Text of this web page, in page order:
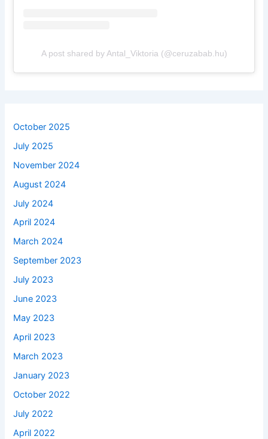
A post shared by Antal_Viktoria (@ceruzabab.hu)
October 2025
July 2025
November 2024
August 2024
July 2024
April 2024
March 2024
September 2023
July 2023
June 2023
May 2023
April 2023
March 2023
January 2023
October 2022
July 2022
April 2022